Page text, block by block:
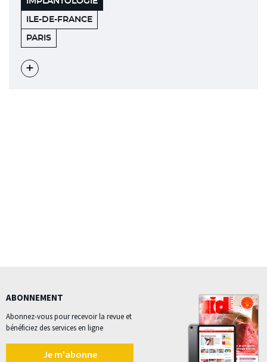
ILE-DE-FRANCE
ÉTOILE
BUSINESS
PARIS
Voir
ABONNEMENT
Abonnez-vous pour recevoir la revue et
bénéficiez des services en ligne
Je m'abonne